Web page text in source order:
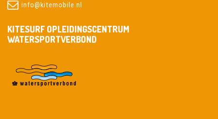
info@kitemobile.nl
KITESURF OPLEIDINGSCENTRUM
WATERSPORTVERBOND